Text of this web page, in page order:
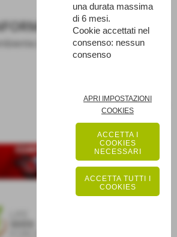
SUCCESSIVO >>
una durata massima
di 6 mesi.
Cookie accettati nel
consenso: nessun
consenso
APRI IMPOSTAZIONI
COOKIES
ACCETTA I
COOKIES
NECESSARI
ACCETTA TUTTI I
COOKIES